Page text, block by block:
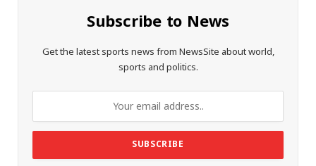
Subscribe to News
Get the latest sports news from NewsSite about world,
sports and politics.